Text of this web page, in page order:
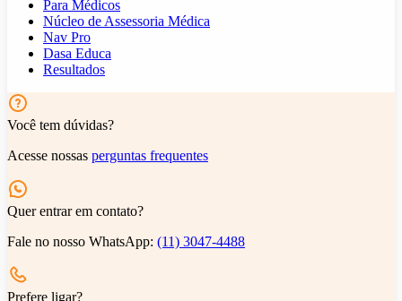
Para Médicos
Núcleo de Assessoria Médica
Nav Pro
Dasa Educa
Resultados
Você tem dúvidas?
Acesse nossas perguntas frequentes
Quer entrar em contato?
Fale no nosso WhatsApp: (11) 3047-4488
Prefere ligar?